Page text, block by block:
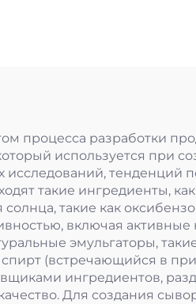
процесса разработки
используется при
тенденций
такие ингредиенты,
такие как
включая активные
эмульгаторы,
(встречающийся в
ингредиентов,
Для создания